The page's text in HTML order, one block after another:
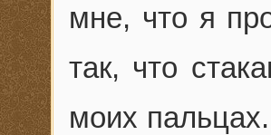
мне, что я
так, что
моих